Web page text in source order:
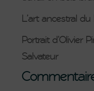
L’art ancestral
Portrait d’Olivier
Salvateur